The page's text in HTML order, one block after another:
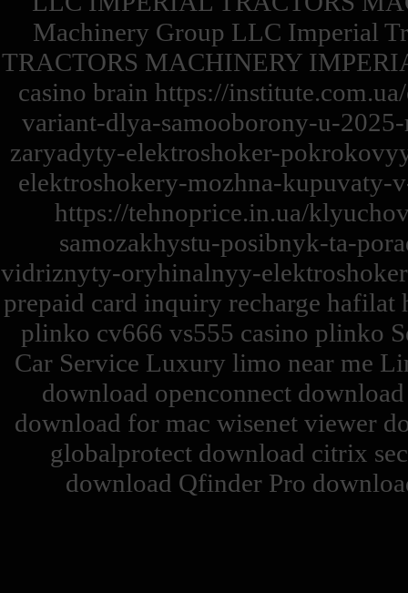
Machinery Group LLC Imperial
TRACTORS MACHINERY
casino brain https://
variant-dlya-samooborony-u-
zaryadyty-elektroshoker-
elektroshokery-mozhna-
https://tehnoprice.in.ua/
samozakhystu-posibnyk-ta-
vidriznyty-oryhinalnyy-
prepaid card inquiry recharge
plinko cv666 vs555 casino plinko
Car Service Luxury limo near me
download openconnect
download for mac wisenet viewer
globalprotect download citrix
download Qfinder Pro